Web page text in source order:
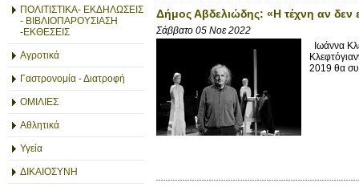
ΠΟΛΙΤΙΣΤΙΚΑ- ΕΚΔΗΛΩΣΕΙΣ
- ΒΙΒΛΙΟΠΑΡΟΥΣΙΑΣΗ
-ΕΚΘΕΣΕΙΣ
Αγροτικά
Γαστρονομία - Διατροφή
ΟΜΙΛΙΕΣ
Αθλητικά
Υγεία
ΔΙΚΑΙΟΣΥΝΗ
Δήμος Αβδελιώδης: «Η τέχνη αν δεν
Σάββατο 05 Νοε 2022
Ιωάννα
2019 θα